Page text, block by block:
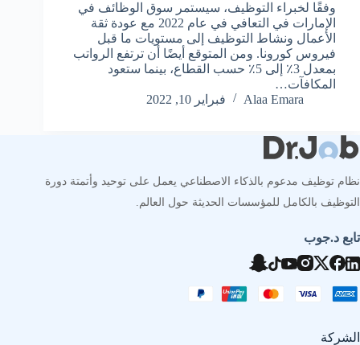
وفقًا لخبراء التوظيف، سيستمر سوق الوظائف في
الإمارات في التعافي في عام 2022 مع عودة ثقة
الأعمال ونشاط التوظيف إلى مستويات ما قبل
فيروس كورونا. ومن المتوقع أيضًا أن ترتفع الرواتب
بمعدل 3٪ إلى 5٪ حسب القطاع، بينما ستعود
المكافآت…
Alaa Emara
فبراير 10, 2022
نظام توظيف مدعوم بالذكاء الاصطناعي يعمل على توحيد وأتمتة دورة
التوظيف بالكامل للمؤسسات الحديثة حول العالم.
تابع د.جوب
الشركة